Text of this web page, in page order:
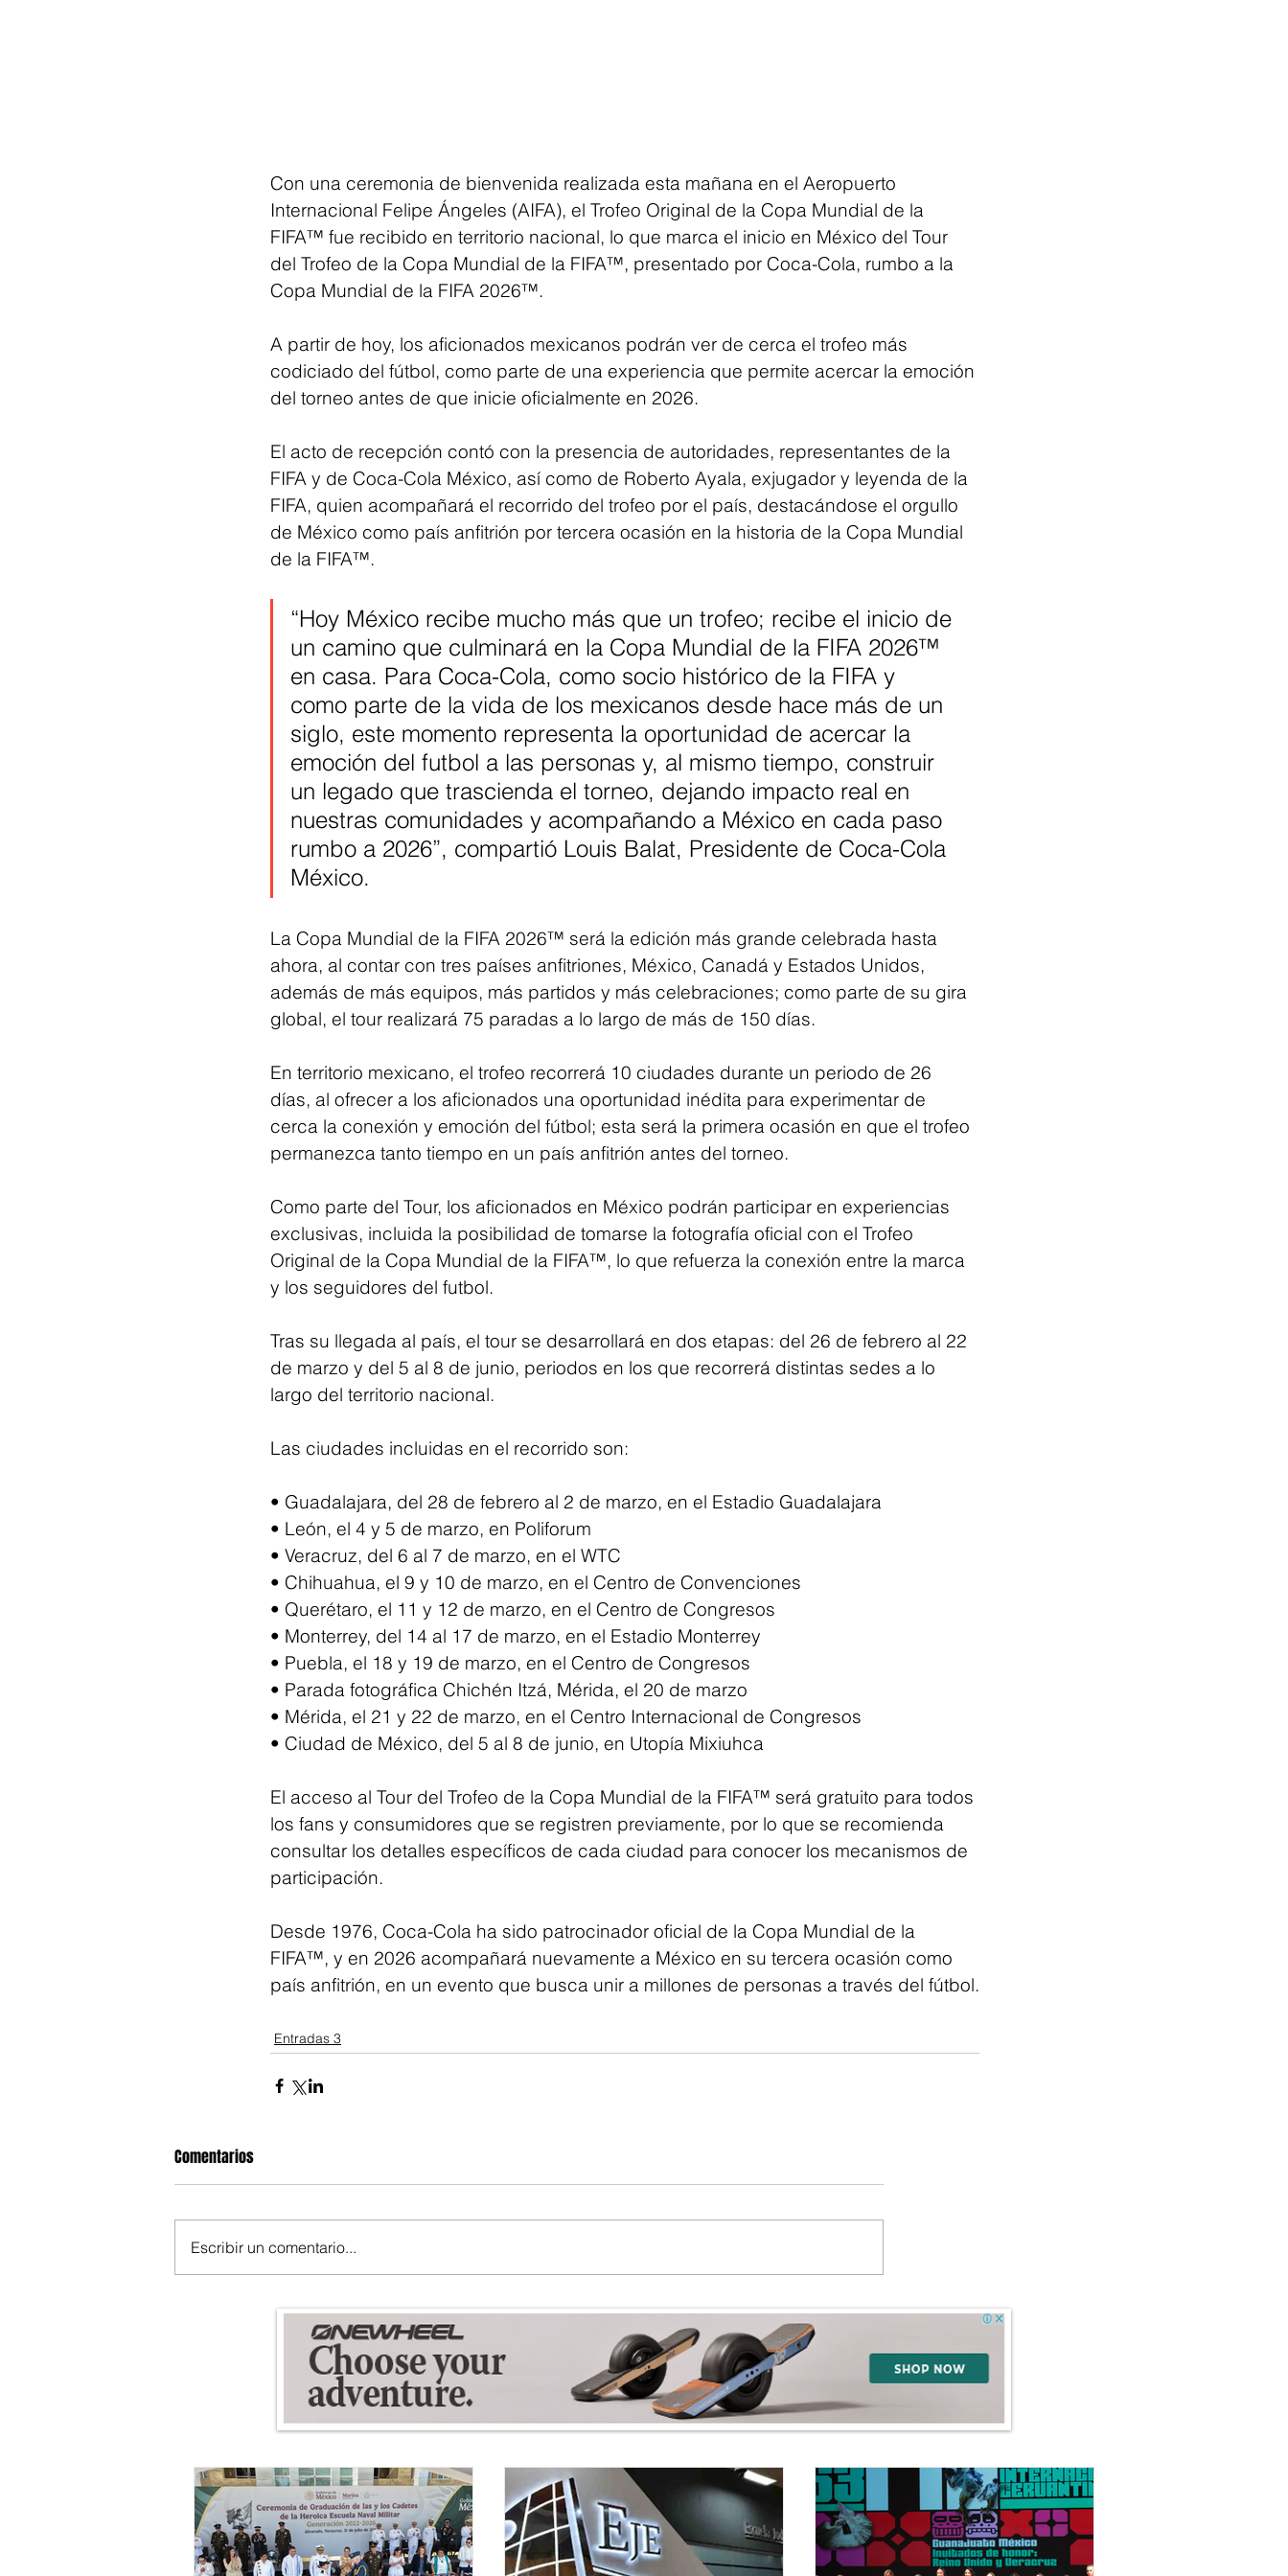
Con una ceremonia de bienvenida realizada esta mañana en el Aeropuerto
Internacional Felipe Ángeles (AIFA), el Trofeo Original de la Copa Mundial de la
FIFA™ fue recibido en territorio nacional, lo que marca el inicio en México del Tour
del Trofeo de la Copa Mundial de la FIFA™, presentado por Coca-Cola, rumbo a la
Copa Mundial de la FIFA 2026™.
A partir de hoy, los aficionados mexicanos podrán ver de cerca el trofeo más
codiciado del fútbol, como parte de una experiencia que permite acercar la emoción
del torneo antes de que inicie oficialmente en 2026.
El acto de recepción contó con la presencia de autoridades, representantes de la
FIFA y de Coca-Cola México, así como de Roberto Ayala, exjugador y leyenda de la
FIFA, quien acompañará el recorrido del trofeo por el país, destacándose el orgullo
de México como país anfitrión por tercera ocasión en la historia de la Copa Mundial
de la FIFA™.
“Hoy México recibe mucho más que un trofeo; recibe el inicio de
un camino que culminará en la Copa Mundial de la FIFA 2026™
en casa. Para Coca-Cola, como socio histórico de la FIFA y
como parte de la vida de los mexicanos desde hace más de un
siglo, este momento representa la oportunidad de acercar la
emoción del futbol a las personas y, al mismo tiempo, construir
un legado que trascienda el torneo, dejando impacto real en
nuestras comunidades y acompañando a México en cada paso
rumbo a 2026”, compartió Louis Balat, Presidente de Coca-Cola
México.
La Copa Mundial de la FIFA 2026™ será la edición más grande celebrada hasta
ahora, al contar con tres países anfitriones, México, Canadá y Estados Unidos,
además de más equipos, más partidos y más celebraciones; como parte de su gira
global, el tour realizará 75 paradas a lo largo de más de 150 días.
En territorio mexicano, el trofeo recorrerá 10 ciudades durante un periodo de 26
días, al ofrecer a los aficionados una oportunidad inédita para experimentar de
cerca la conexión y emoción del fútbol; esta será la primera ocasión en que el trofeo
permanezca tanto tiempo en un país anfitrión antes del torneo.
Como parte del Tour, los aficionados en México podrán participar en experiencias
exclusivas, incluida la posibilidad de tomarse la fotografía oficial con el Trofeo
Original de la Copa Mundial de la FIFA™, lo que refuerza la conexión entre la marca
y los seguidores del futbol.
Tras su llegada al país, el tour se desarrollará en dos etapas: del 26 de febrero al 22
de marzo y del 5 al 8 de junio, periodos en los que recorrerá distintas sedes a lo
largo del territorio nacional.
Las ciudades incluidas en el recorrido son:
• Guadalajara, del 28 de febrero al 2 de marzo, en el Estadio Guadalajara
• León, el 4 y 5 de marzo, en Poliforum
• Veracruz, del 6 al 7 de marzo, en el WTC
• Chihuahua, el 9 y 10 de marzo, en el Centro de Convenciones
• Querétaro, el 11 y 12 de marzo, en el Centro de Congresos
• Monterrey, del 14 al 17 de marzo, en el Estadio Monterrey
• Puebla, el 18 y 19 de marzo, en el Centro de Congresos
• Parada fotográfica Chichén Itzá, Mérida, el 20 de marzo
• Mérida, el 21 y 22 de marzo, en el Centro Internacional de Congresos
• Ciudad de México, del 5 al 8 de junio, en Utopía Mixiuhca
El acceso al Tour del Trofeo de la Copa Mundial de la FIFA™ será gratuito para todos
los fans y consumidores que se registren previamente, por lo que se recomienda
consultar los detalles específicos de cada ciudad para conocer los mecanismos de
participación.
Desde 1976, Coca-Cola ha sido patrocinador oficial de la Copa Mundial de la
FIFA™, y en 2026 acompañará nuevamente a México en su tercera ocasión como
país anfitrión, en un evento que busca unir a millones de personas a través del fútbol.
Entradas 3
Comentarios
Escribir un comentario...